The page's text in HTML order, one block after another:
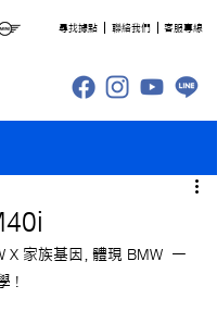
​尋找據點 聯絡我們 客服專線
X 家族基因，體現 BMW  一
!